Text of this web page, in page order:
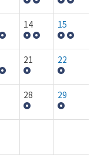
14 15
21 22
28 29